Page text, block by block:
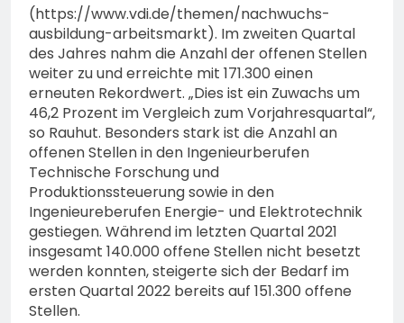
(https://www.vdi.de/themen/nachwuchs-
ausbildung-arbeitsmarkt). Im zweiten Quartal
des Jahres nahm die Anzahl der offenen Stellen
weiter zu und erreichte mit 171.300 einen
erneuten Rekordwert. „Dies ist ein Zuwachs um
46,2 Prozent im Vergleich zum Vorjahresquartal“,
so Rauhut. Besonders stark ist die Anzahl an
offenen Stellen in den Ingenieurberufen
Technische Forschung und
Produktionssteuerung sowie in den
Ingenieureberufen Energie- und Elektrotechnik
gestiegen. Während im letzten Quartal 2021
insgesamt 140.000 offene Stellen nicht besetzt
werden konnten, steigerte sich der Bedarf im
ersten Quartal 2022 bereits auf 151.300 offene
Stellen.